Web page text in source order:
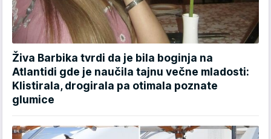
Živa Barbika tvrdi da je bila boginja na
Atlantidi gde je naučila tajnu večne mladosti:
Klistirala, drogirala pa otimala poznate
glumice